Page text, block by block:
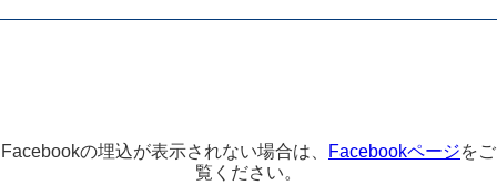
Facebookの埋込が表示されない場合は、 Facebookページをご
覧ください。